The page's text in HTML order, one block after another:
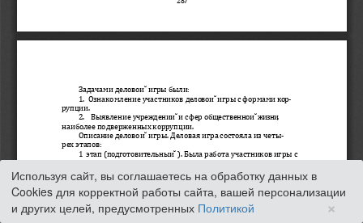
Используя сайт, вы соглашаетесь на обработку данных в
Cookies для корректной работы сайта, вашей персонализации
и других целей, предусмотренных Политикой ×